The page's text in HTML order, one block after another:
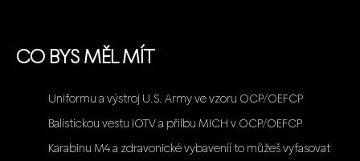
CO BYS MĚL MÍT
Uniformu a výstroj U.S. Army ve vzoru OCP/OEFCP
Balistickou vestu IOTV a přilbu MICH v OCP/OEFCP
Karabinu M4 a zdravonické vybaveníí to můžeš vyfasovat